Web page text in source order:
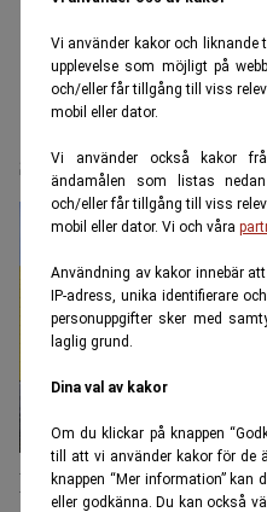
Vi använder kakor och liknande
upplevelse som möjligt på
och/eller får tillgång till viss
mobil eller dator.
Vi använder också kakor
ändamålen som listas
och/eller får tillgång till viss
mobil eller dator. Vi och våra
Användning av kakor innebär
IP-adress, unika identifierare
personuppgifter sker med
laglig grund.
Dina val av kakor
Om du klickar på knappen
till att vi använder kakor för de
knappen “Mer information”
eller godkänna. Du kan också
skog
Nu ska Ikea göra